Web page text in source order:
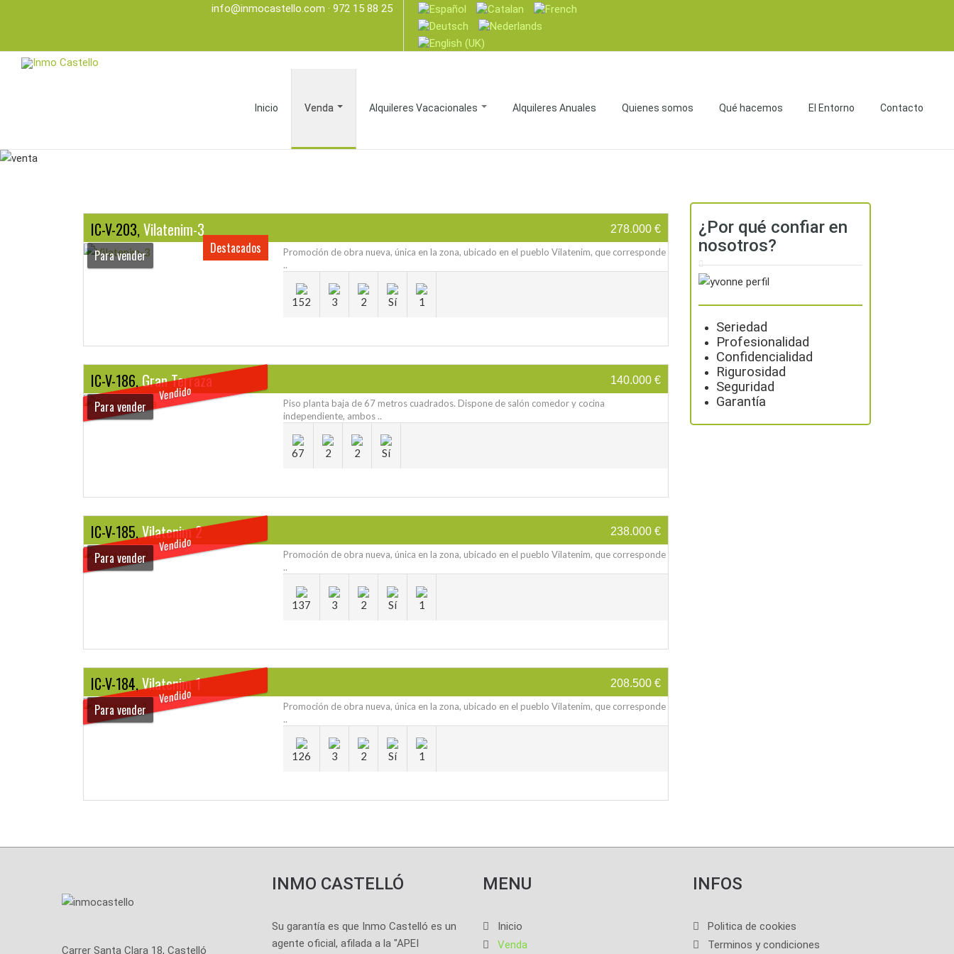
info@inmocastello.com · 972 15 88 25
Inicio Venda Alquileres Vacacionales Alquileres Anuales Quienes somos Qué hacemos El Entorno Contacto
IC-V-203,Vilatenim-3 278.000 €
Destacados
Para vender
Promoción de obra nueva, única en la zona, ubicado en el pueblo Vilatenim, que corresponde
..
152 3 2 Sí 1
IC-V-186,Gran Terraza 140.000 €
Vendido
Para vender
Piso planta baja de 67 metros cuadrados. Dispone de salón comedor y cocina
independiente, ambos ..
67 2 2 Sí
IC-V-185,Vilatenim 2 238.000 €
Vendido
Para vender
Promoción de obra nueva, única en la zona, ubicado en el pueblo Vilatenim, que corresponde
..
137 3 2 Sí 1
IC-V-184,Vilatenim 1 208.500 €
Vendido
Para vender
Promoción de obra nueva, única en la zona, ubicado en el pueblo Vilatenim, que corresponde
..
126 3 2 Sí 1
¿Por qué confiar en
nosotros?
Seriedad
Profesionalidad
Confidencialidad
Rigurosidad
Seguridad
Garantía
Carrer Santa Clara 18, Castelló
INMO CASTELLÓ
Su garantía es que Inmo Castelló es un
agente oficial, afilada a la "APEI
MENU
Inicio
Venda
INFOS
Politica de cookies
Terminos y condiciones